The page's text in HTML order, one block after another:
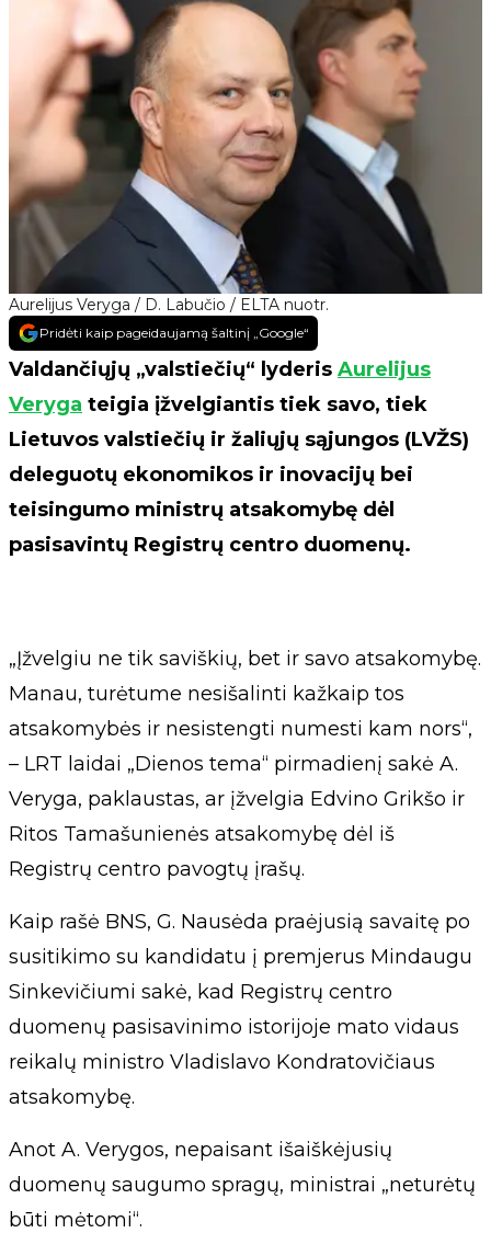
Aurelijus Veryga / D. Labučio / ELTA nuotr.
Pridėti kaip pageidaujamą šaltinį „Google“
Valdančiųjų „valstiečių“ lyderis Aurelijus
Veryga teigia įžvelgiantis tiek savo, tiek
Lietuvos valstiečių ir žaliųjų sąjungos (LVŽS)
deleguotų ekonomikos ir inovacijų bei
teisingumo ministrų atsakomybę dėl
pasisavintų Registrų centro duomenų.
„Įžvelgiu ne tik saviškių, bet ir savo atsakomybę.
Manau, turėtume nesišalinti kažkaip tos
atsakomybės ir nesistengti numesti kam nors“,
– LRT laidai „Dienos tema“ pirmadienį sakė A.
Veryga, paklaustas, ar įžvelgia Edvino Grikšo ir
Ritos Tamašunienės atsakomybę dėl iš
Registrų centro pavogtų įrašų.
Kaip rašė BNS, G. Nausėda praėjusią savaitę po
susitikimo su kandidatu į premjerus Mindaugu
Sinkevičiumi sakė, kad Registrų centro
duomenų pasisavinimo istorijoje mato vidaus
reikalų ministro Vladislavo Kondratovičiaus
atsakomybę.
Anot A. Verygos, nepaisant išaiškėjusių
duomenų saugumo spragų, ministrai „neturėtų
būti mėtomi“.